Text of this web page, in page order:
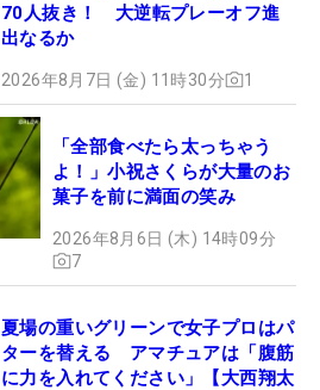
70人抜き！ 大逆転プレーオフ進
出なるか
2026年8月7日 (金) 11時30分 1
「全部食べたら太っちゃう
よ！」小祝さくらが大量のお
菓子を前に満面の笑み
2026年8月6日 (木) 14時09分
7
夏場の重いグリーンで女子プロはパ
ターを替える アマチュアは「腹筋
に力を入れてください」【大西翔太